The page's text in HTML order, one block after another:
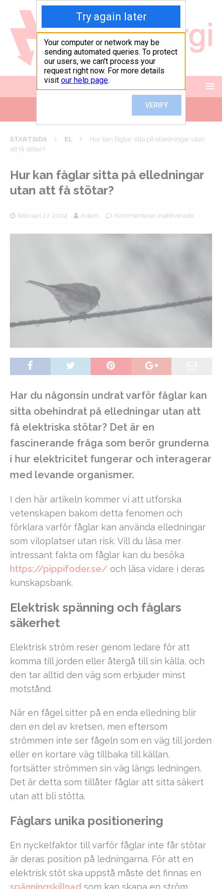
STARTSIDA EL
Hur kan fåglar sitta på elledningar utan
att få stötar?
Hur kan fåglar sitta på elledningar
utan att få stötar?
februari 27, 2024 Adam Kommentarer inaktiverade
Har du någonsin undrat varför fåglar kan
sitta obehindrat på elledningar utan att
få elektriska stötar? Det är en
fascinerande fråga som berör grunderna
i hur elektricitet fungerar och interagerar
med levande organismer.
I den här artikeln kommer vi att utforska
vetenskapen bakom detta fenomen och
förklara varför fåglar kan använda elledningar
som viloplatser utan risk. Vill du läsa mer
intressant fakta om fåglar kan du besöka
https://pippifoder.se/ och läsa vidare i deras
kunskapsbank.
Elektrisk spänning och fåglars
säkerhet
Elektrisk ström reser genom ledare för att
komma till jorden eller återgå till sin källa, och
den tar alltid den väg som erbjuder minst
motstånd.
När en fågel sitter på en enda elledning blir
den en del av kretsen, men eftersom
strömmen inte ser fågeln som en väg till jorden
eller en kortare väg tillbaka till källan,
fortsätter strömmen sin väg längs ledningen.
Det är detta som tillåter fåglar att sitta säkert
utan att bli stötta.
Fåglars unika positionering
En nyckelfaktor till varför fåglar inte får stötar
är deras position på ledningarna. För att en
elektrisk stöt ska uppstå måste det finnas en
spänningskillnad som kan skapa en ström